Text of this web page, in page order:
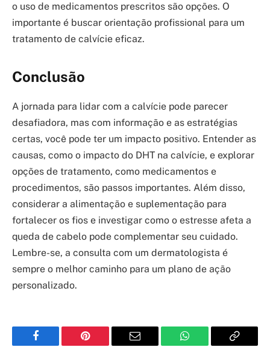
o uso de medicamentos prescritos são opções. O
importante é buscar orientação profissional para um
tratamento de calvície eficaz.
Conclusão
A jornada para lidar com a calvície pode parecer
desafiadora, mas com informação e as estratégias
certas, você pode ter um impacto positivo. Entender as
causas, como o impacto do DHT na calvície, e explorar
opções de tratamento, como medicamentos e
procedimentos, são passos importantes. Além disso,
considerar a alimentação e suplementação para
fortalecer os fios e investigar como o estresse afeta a
queda de cabelo pode complementar seu cuidado.
Lembre-se, a consulta com um dermatologista é
sempre o melhor caminho para um plano de ação
personalizado.
Facebook Pinterest Email WhatsApp Copy